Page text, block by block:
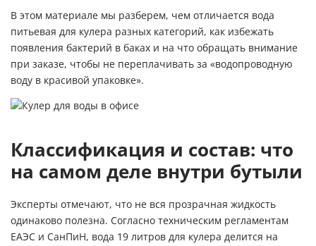
В этом материале мы разберем, чем отличается вода
питьевая для кулера разных категорий, как избежать
появления бактерий в баках и на что обращать внимание
при заказе, чтобы не переплачивать за «водопроводную
воду в красивой упаковке».
Классификация и состав: что
на самом деле внутри бутыли
Эксперты отмечают, что не вся прозрачная жидкость
одинаково полезна. Согласно техническим регламентам
ЕАЭС и СанПиН, вода 19 литров для кулера делится на